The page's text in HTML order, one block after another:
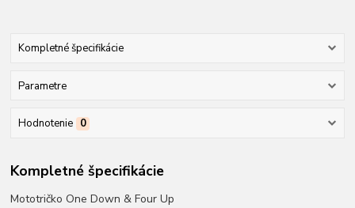
Kompletné špecifikácie
Parametre
Hodnotenie 0
Kompletné špecifikácie
Mototričko One Down & Four Up